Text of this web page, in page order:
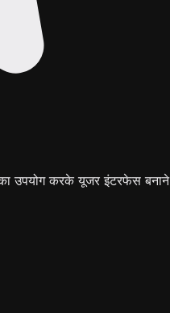
उपयोग करके यूजर इंटरफेस बनाने